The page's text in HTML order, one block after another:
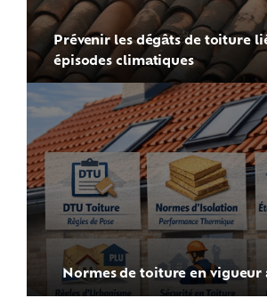
Prévenir les dégâts de toiture
épisodes climatiques
Normes de toiture en vigueur